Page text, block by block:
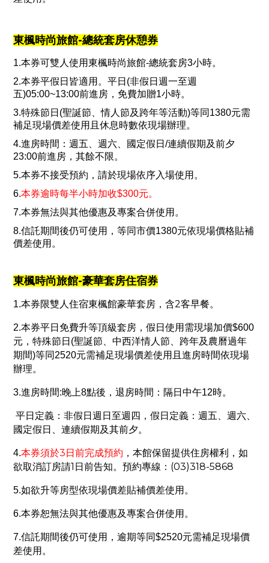
東楓時尚旅館-總統套房休憩券
1.本券可雙人使用東楓時尚旅館-總統套房3小時。
2.本券平假日皆適用。平日(非假日週一至週
五)05:00~13:00前進房，免費加贈1小時。
3.特殊節日(聖誕節、情人節及跨年等活動)等同1380元需
補足現場價差使用且休息時數依現場辦理。
4.進房時間：週五、週六、國定假日/連續假期及前夕
23:00前進房，其餘不限。
5.本券不接受預約，請於現場依序入場使用。
6.本券逾時每半小時加收$300元。
7.本券無法與其他優惠及專案合併使用。
8.信託期間後仍可使用，等同市價1380元依現場價格貼補
價差使用。
東楓時尚旅館-豪華套房住宿券
1.本券限雙人住宿東楓館豪華套房，含2客早餐。
2.本券平日免費升等頂級套房，假日使用需現場加價$600
元，特殊節日(聖誕節、中西洋情人節、跨年及農曆過年
期間)等同2520元需補足現場價差使用且進房時間依現場
辦理。
3.進房時間:晚上8點後，退房時間：隔日中午12時。
平日定義：非假日週日至週四，假日定義：週五、週六、
國定假日、連續假期及其前夕。
4.本券須於3 日前完成預約 ，本館保留提供住房權利，如
欲取消訂房請1 日前告知。預約專線： (03)318-5868
5.如欲升等房型依現場價差貼補價差使用。
6.本券恕無法與其他優惠及專案合併使用。
7.信託期間後仍可使用，逾期等同$2520元需補足現場價
差使用。